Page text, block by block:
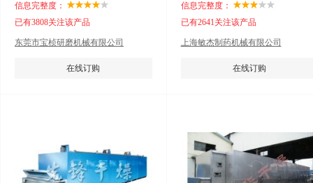
信息完整度：
已有3808关注该产品
东莞市宝桢研磨机械有限公司
在线订购
信息完整度：
已有2641关注该产品
上海敏杰制药机械有限公司
在线订购